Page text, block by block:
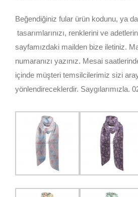
Beğendiğiniz fular ürün kodunu, ya da
tasarımlarınızı, renklerini ve
sayfamızdaki mailden bize iletiniz.
numaranızı yazınız. Mesai
içinde müşteri temsilcilerimiz sizi
yönlendireceklerdir. Saygılarımızla.